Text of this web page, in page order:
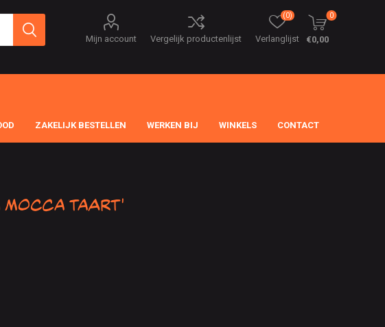
Mijn account Vergelijk productenlijst Verlanglijst
(0) 0
€0,00
ZAKELIJK BESTELLEN WERKEN BIJ WINKELS CONTACT
Mocca taart'